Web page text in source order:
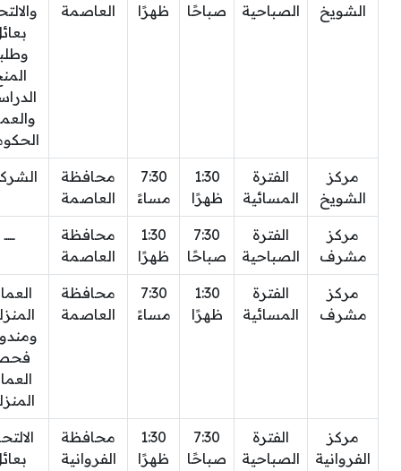
الشويخ
الصباحية
صباحًا
ظهرًا
العاصمة
مركز
الشويخ
الفترة
المسائية
1:30
ظهرًا
7:30
مساءً
محافظة
العاصمة
مركز
مشرف
الفترة
الصباحية
7:30
صباحًا
1:30
ظهرًا
محافظة
العاصمة
ــــــ
مركز
مشرف
الفترة
المسائية
1:30
ظهرًا
7:30
مساءً
محافظة
العاصمة
مركز
الفروانية
الفترة
الصباحية
7:30
صباحًا
1:30
ظهرًا
محافظة
الفروانية